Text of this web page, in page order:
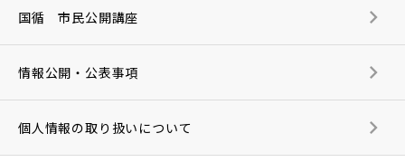
国循 市民公開講座
情報公開・公表事項
個人情報の取り扱いについて